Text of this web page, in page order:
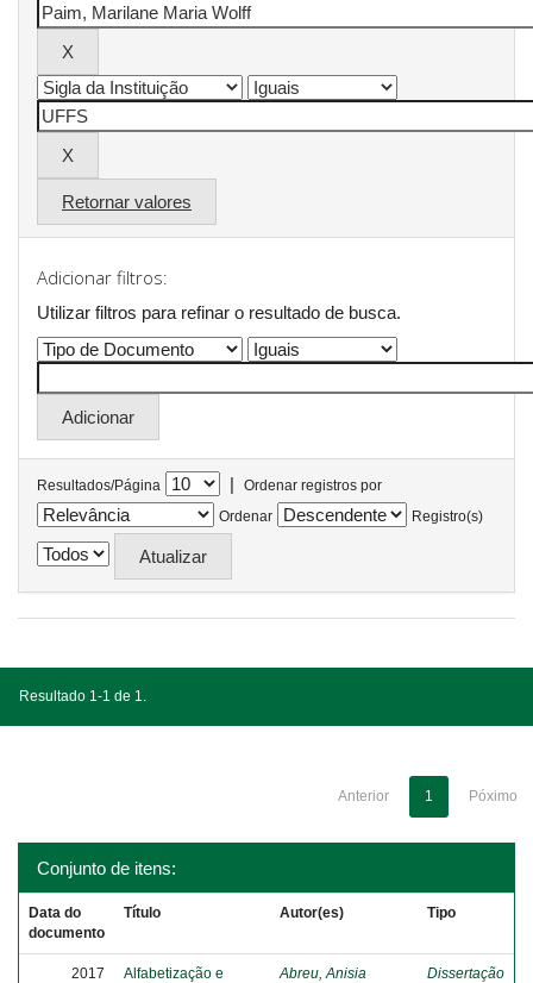
Retornar valores
Adicionar filtros:
Utilizar filtros para refinar o resultado de busca.
Resultados/Página |
Ordenar registros por
Ordenar
Registro(s)
Resultado 1-1 de 1.
Anterior 1 Póximo
Conjunto de itens:
Data do
documento
Título Autor(es) Tipo
2017
Alfabetização e
Abreu, Anisia
Dissertação